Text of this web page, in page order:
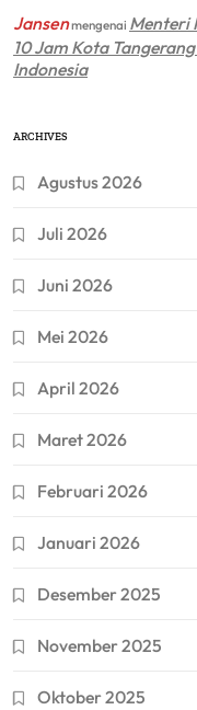
Jansenmengenai Menteri
10 Jam Kota
Indonesia
ARCHIVES
Agustus 2026
Juli 2026
Juni 2026
Mei 2026
April 2026
Maret 2026
Februari 2026
Januari 2026
Desember 2025
November 2025
Oktober 2025